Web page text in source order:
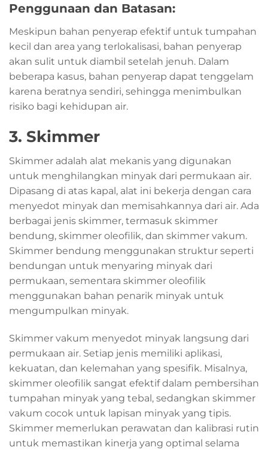
Penggunaan dan Batasan:
Meskipun bahan penyerap efektif untuk tumpahan
kecil dan area yang terlokalisasi, bahan penyerap
akan sulit untuk diambil setelah jenuh. Dalam
beberapa kasus, bahan penyerap dapat tenggelam
karena beratnya sendiri, sehingga menimbulkan
risiko bagi kehidupan air.
3. Skimmer
Skimmer adalah alat mekanis yang digunakan
untuk menghilangkan minyak dari permukaan air.
Dipasang di atas kapal, alat ini bekerja dengan cara
menyedot minyak dan memisahkannya dari air. Ada
berbagai jenis skimmer, termasuk skimmer
bendung, skimmer oleofilik, dan skimmer vakum.
Skimmer bendung menggunakan struktur seperti
bendungan untuk menyaring minyak dari
permukaan, sementara skimmer oleofilik
menggunakan bahan penarik minyak untuk
mengumpulkan minyak.
Skimmer vakum menyedot minyak langsung dari
permukaan air. Setiap jenis memiliki aplikasi,
kekuatan, dan kelemahan yang spesifik. Misalnya,
skimmer oleofilik sangat efektif dalam pembersihan
tumpahan minyak yang tebal, sedangkan skimmer
vakum cocok untuk lapisan minyak yang tipis.
Skimmer memerlukan perawatan dan kalibrasi rutin
untuk memastikan kinerja yang optimal selama